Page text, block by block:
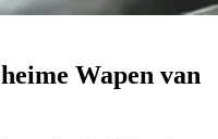
Wapen van